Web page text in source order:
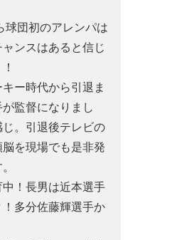
球団初のアレンパは
ンスはあると信じ
ー時代から引退ま
監督になりまし
。引退後テレビの
を現場でも是非発
！長男は近本選手
多分佐藤輝選手か